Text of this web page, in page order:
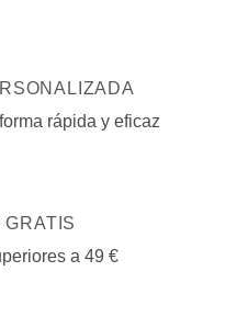
rápida y eficaz
GRATIS
a 49 €